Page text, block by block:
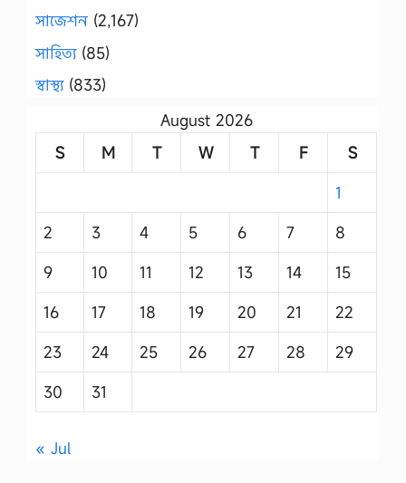
সাজেশন (2,167)
সাহিত্য(85)
স্বাস্থ্য(833)
August 2026
S
M T W T F
S
1
2
3 4 5 6 7
8
9
10 11 12 13 14
15
16
17 18 19 20 21
22
23
24 25 26 27 28
29
30
31
« Jul